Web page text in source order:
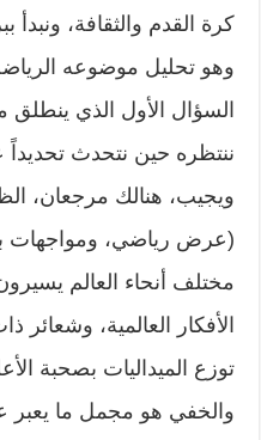
كرة القدم والثقافة، ونبدأ
وهو تحليل موضوعه
السؤال الأول الذي ينطلق
ننتظره حين نتحدث تحديداً
ويجيب، هنالك مرجعان،
(عرض رياضي، ومواجهات
مختلف أنحاء العالم
الأفكار العالمية،
توزع الميداليات بصحبة
والخفي هو مجمل ما يعبر